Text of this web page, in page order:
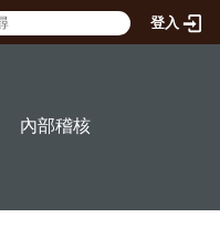
登入
內部稽核